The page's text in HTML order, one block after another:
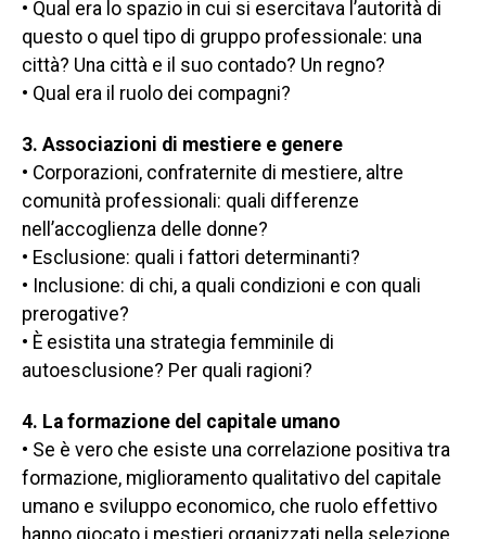
• Qual era lo spazio in cui si esercitava l’autorità di
questo o quel tipo di gruppo professionale: una
città? Una città e il suo contado? Un regno?
• Qual era il ruolo dei compagni?
3. Associazioni di mestiere e genere
• Corporazioni, confraternite di mestiere, altre
comunità professionali: quali differenze
nell’accoglienza delle donne?
• Esclusione: quali i fattori determinanti?
• Inclusione: di chi, a quali condizioni e con quali
prerogative?
• È esistita una strategia femminile di
autoesclusione? Per quali ragioni?
4. La formazione del capitale umano
• Se è vero che esiste una correlazione positiva tra
formazione, miglioramento qualitativo del capitale
umano e sviluppo economico, che ruolo effettivo
hanno giocato i mestieri organizzati nella selezione